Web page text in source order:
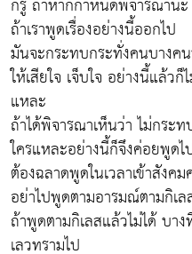
ถ้าเราพูดเรื่องอย่างนี้ออกไป
มันจะกระทบกระทั่งคนบางค
ให้เสียใจ เจ็บใจ อย่างนี้แล้ว
แหละ
ถ้าได้พิจารณาเห็นว่า ไม่กระ
ใครแหละอย่างนี้ก็จึงค่อยพูด
ต้องฉลาดพูดในเวลาเข้าสังคม
อย่าไปพูดตามอารมณ์ตามกิเล
ถ้าพูดตามกิเลสแล้วไม่ได้ บา
เลวทรามไป